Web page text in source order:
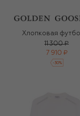
Хлопковая
11 300 ₽
7 910 ₽
-30%